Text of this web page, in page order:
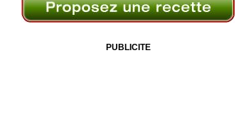
PUBLICITE